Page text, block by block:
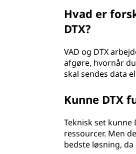
Hvad er
DTX?
VAD og DTX
afgøre, hvornår
skal sendes data
Kunne DTX
Teknisk set
ressourcer. Men
bedste løsning,